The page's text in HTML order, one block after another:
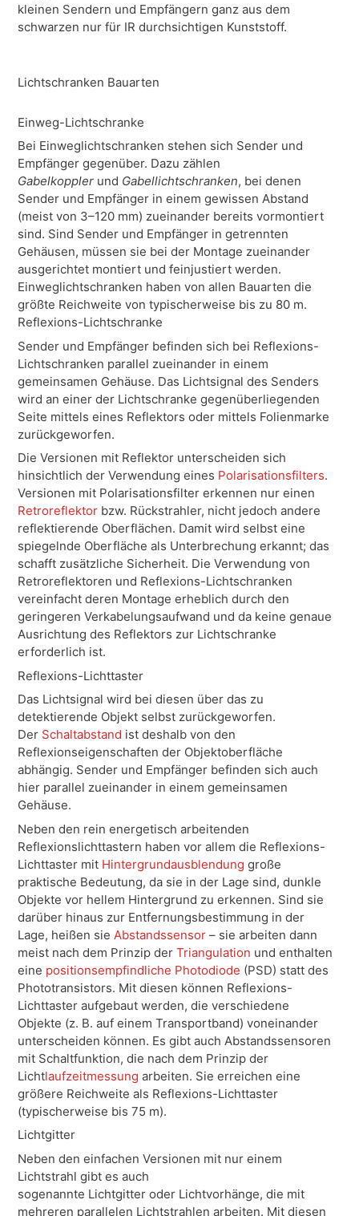
kleinen Sendern und Empfängern ganz aus dem
schwarzen nur für IR durchsichtigen Kunststoff.
Lichtschranken Bauarten
Einweg-Lichtschranke
Bei Einweglichtschranken stehen sich Sender und
Empfänger gegenüber. Dazu zählen
Gabelkoppler und Gabellichtschranken, bei denen
Sender und Empfänger in einem gewissen Abstand
(meist von 3–120 mm) zueinander bereits vormontiert
sind. Sind Sender und Empfänger in getrennten
Gehäusen, müssen sie bei der Montage zueinander
ausgerichtet montiert und feinjustiert werden.
Einweglichtschranken haben von allen Bauarten die
größte Reichweite von typischerweise bis zu 80 m.
Reflexions-Lichtschranke
Sender und Empfänger befinden sich bei Reflexions-
Lichtschranken parallel zueinander in einem
gemeinsamen Gehäuse. Das Lichtsignal des Senders
wird an einer der Lichtschranke gegenüberliegenden
Seite mittels eines Reflektors oder mittels Folienmarke
zurückgeworfen.
Die Versionen mit Reflektor unterscheiden sich
hinsichtlich der Verwendung eines Polarisationsfilters.
Versionen mit Polarisationsfilter erkennen nur einen
Retroreflektor bzw. Rückstrahler, nicht jedoch andere
reflektierende Oberflächen. Damit wird selbst eine
spiegelnde Oberfläche als Unterbrechung erkannt; das
schafft zusätzliche Sicherheit. Die Verwendung von
Retroreflektoren und Reflexions-Lichtschranken
vereinfacht deren Montage erheblich durch den
geringeren Verkabelungsaufwand und da keine genaue
Ausrichtung des Reflektors zur Lichtschranke
erforderlich ist.
Reflexions-Lichttaster
Das Lichtsignal wird bei diesen über das zu
detektierende Objekt selbst zurückgeworfen.
Der Schaltabstand ist deshalb von den
Reflexionseigenschaften der Objektoberfläche
abhängig. Sender und Empfänger befinden sich auch
hier parallel zueinander in einem gemeinsamen
Gehäuse.
Neben den rein energetisch arbeitenden
Reflexionslichttastern haben vor allem die Reflexions-
Lichttaster mit Hintergrundausblendung große
praktische Bedeutung, da sie in der Lage sind, dunkle
Objekte vor hellem Hintergrund zu erkennen. Sind sie
darüber hinaus zur Entfernungsbestimmung in der
Lage, heißen sie Abstandssensor – sie arbeiten dann
meist nach dem Prinzip der Triangulation und enthalten
eine positionsempfindliche Photodiode (PSD) statt des
Phototransistors. Mit diesen können Reflexions-
Lichttaster aufgebaut werden, die verschiedene
Objekte (z. B. auf einem Transportband) voneinander
unterscheiden können. Es gibt auch Abstandssensoren
mit Schaltfunktion, die nach dem Prinzip der
Lichtlaufzeitmessung arbeiten. Sie erreichen eine
größere Reichweite als Reflexions-Lichttaster
(typischerweise bis 75 m).
Lichtgitter
Neben den einfachen Versionen mit nur einem
Lichtstrahl gibt es auch
sogenannte Lichtgitter oder Lichtvorhänge, die mit
mehreren parallelen Lichtstrahlen arbeiten. Mit diesen